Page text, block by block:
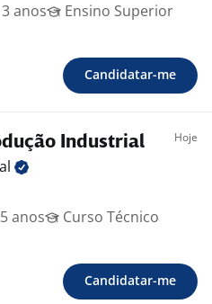
anos
Ensino Superior
Candidatar-me
Industrial Hoje
anos
Curso Técnico
Candidatar-me